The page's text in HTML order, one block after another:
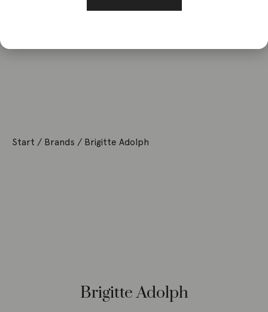
Start / Brands / Brigitte Adolph
Brigitte Adolph